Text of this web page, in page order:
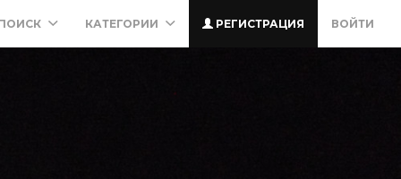
КАТЕГОРИИ РЕГИСТРАЦИЯ ВОЙТИ